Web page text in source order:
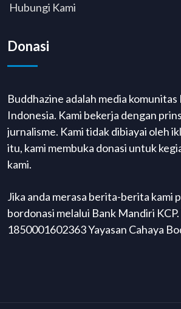
Hubungi Kami
Donasi
Buddhazine adalah media komunitas
Indonesia. Kami bekerja dengan
jurnalisme. Kami tidak dibiayai oleh
itu, kami membuka donasi untuk
kami.
Jika anda merasa berita-berita kami
bordonasi melalui Bank Mandiri
1850001602363 Yayasan Cahaya